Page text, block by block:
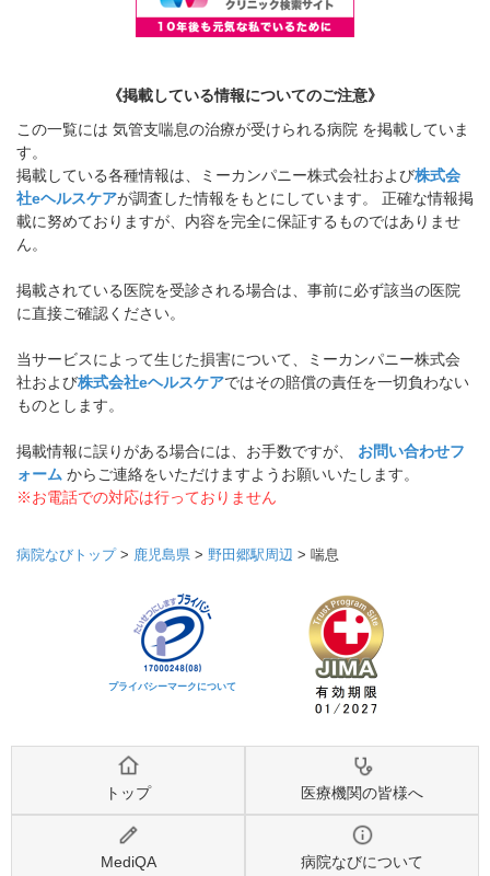
《掲載している情報についてのご注意》
この一覧には 気管支喘息の治療が受けられる病院 を掲載していま
す。
掲載している各種情報は、ミーカンパニー株式会社および株式会
社eヘルスケアが調査した情報をもとにしています。 正確な情報掲
載に努めておりますが、内容を完全に保証するものではありませ
ん。
掲載されている医院を受診される場合は、事前に必ず該当の医院
に直接ご確認ください。
当サービスによって生じた損害について、ミーカンパニー株式会
社および株式会社eヘルスケアではその賠償の責任を一切負わない
ものとします。
掲載情報に誤りがある場合には、お手数ですが、 お問い合わせフ
ォーム からご連絡をいただけますようお願いいたします。
※お電話での対応は行っておりません
病院なびトップ> 鹿児島県 > 野田郷駅周辺 > 喘息
プライバシーマークについて
トップ 医療機関の皆様へ
MediQA 病院なびについて